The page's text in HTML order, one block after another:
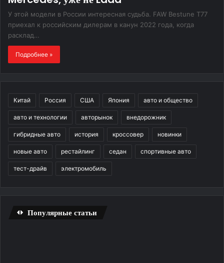
У этой модели в России интересная судьба. FAW Bestune T77
приехал к российским дилерам в канун 2022 года, когда
расклад…
Подробнее »
Китай Россия США Япония авто и общество
авто и технологии авторынок внедорожник
гибридные авто история кроссовер новинки
новые авто рестайлинг седан спортивные авто
тест-драйв электромобиль
Популярные статьи